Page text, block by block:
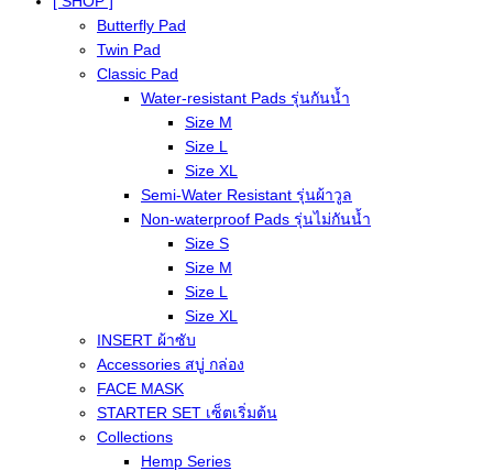
Butterfly Pad
Twin Pad
Classic Pad
Water-resistant Pads รุ่นกันน้ำ
Size M
Size L
Size XL
Semi-Water Resistant รุ่นผ้าวูล
Non-waterproof Pads รุ่นไม่กันน้ำ
Size S
Size M
Size L
Size XL
INSERT ผ้าซับ
Accessories สบู่ กล่อง
FACE MASK
STARTER SET เซ็ตเริ่มต้น
Collections
Hemp Series